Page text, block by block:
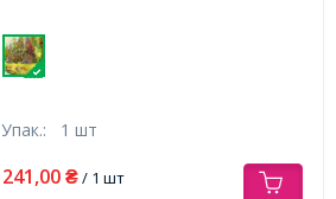
Упак.: 1 шт
241,00 ₴/ 1 шт